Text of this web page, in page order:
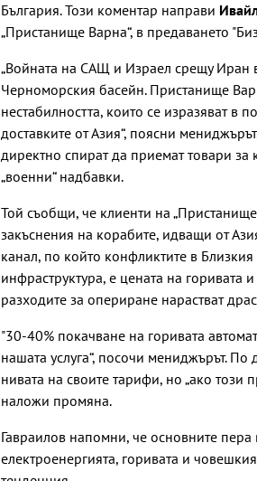
България. Този коментар направи
„Пристанище Варна“, в предаването
„Войната на САЩ и Израел срещу Иран
Черноморския басейн. Пристанище
нестабилността, които се изразяват в
доставките от Азия“, поясни
директно спират да приемат товари
„военни“ надбавки.
Той съобщи, че клиенти на
закъснения на корабите, идващи от
канал, по който конфликтите в
инфраструктура, е цената на горивата
разходите за опериране нарастват
"30-40% покачване на горивата
нашата услуга“, посочи мениджърът.
нивата на своите тарифи, но „ако
наложи промяна.
Гавраилов напомни, че основните пера
електроенергията, горивата и